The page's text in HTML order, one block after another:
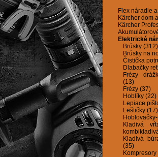
Flex náradie
Kärcher dom
Kärcher
Elektrické
Brúsky (312)
Brúsky na
Čistička
Dlabačky
Frézy
(13)
Frézy (37)
Hoblíky (22)
Lepiace
Leštičky (17)
Kladivá
Kladivá
(35)
Kompresory